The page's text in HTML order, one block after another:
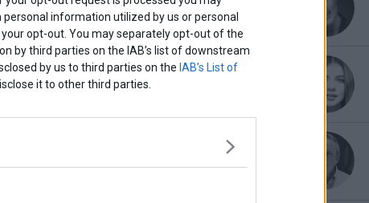
information utilized by us or personal
opt-out. You may separately opt-out of the
by third parties on the IAB’s list of downstream
by us to third parties on the IAB’s List of
it to other third parties.